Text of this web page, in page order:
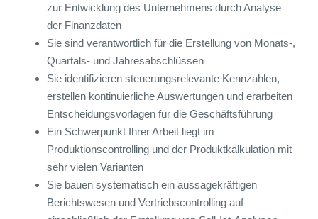
zur Entwicklung des Unternehmens durch Analyse
der Finanzdaten
Sie sind verantwortlich für die Erstellung von Monats-,
Quartals- und Jahresabschlüssen
Sie identifizieren steuerungsrelevante Kennzahlen,
erstellen kontinuierliche Auswertungen und erarbeiten
Entscheidungsvorlagen für die Geschäftsführung
Ein Schwerpunkt Ihrer Arbeit liegt im
Produktionscontrolling und der Produktkalkulation mit
sehr vielen Varianten
Sie bauen systematisch ein aussagekräftigen
Berichtswesen und Vertriebscontrolling auf